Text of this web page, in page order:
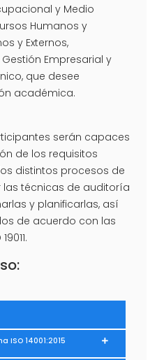
y Medio
Humanos y
y Externos,
Empresarial y
que desee
académica.
serán capaces
de los requisitos
distintos procesos de
técnicas de auditoría
y planificarlas, así
de acuerdo con las
ISO 14001:2015